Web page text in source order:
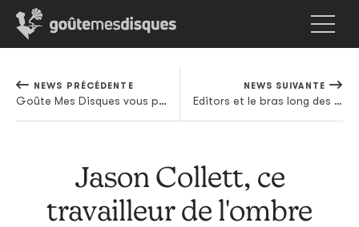
NEWS PRÉCÉDENTE
Goûte Mes Disques vous présente le label Type
NEWS SUIVANTE
Editors et le bras long des Ardentes
Jason Collett, ce
travailleur de l'ombre